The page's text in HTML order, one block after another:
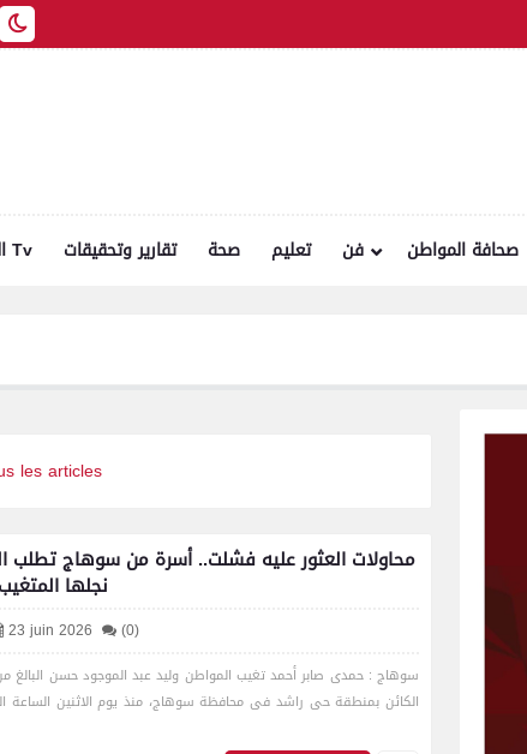
الخبرالمصري Tv تقارير وتحقيقات صحة تعليم فن صحافة المواطن
les articles
محاولات العثور عليه فشلت.. أسرة من سوهاج تطلب
نجلها
23 juin 2026 (0)